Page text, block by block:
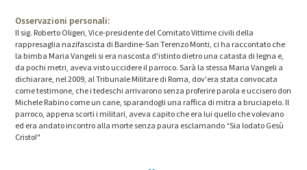
Osservazioni personali:
Il sig. Roberto Oligeri, Vice-presidente del Comitato Vittime civili della
rappresaglia nazifascista di Bardine-San Terenzo Monti, ci ha raccontato che
la bimba Maria Vangeli si era nascosta d'istinto dietro una catasta di legna e,
da pochi metri, aveva visto uccidere il parroco. Sarà la stessa Maria Vangeli a
dichiarare, nel 2009, al Tribunale Militare di Roma, dov'era stata convocata
come testimone, che i tedeschi arrivarono senza proferire parola e uccisero don
Michele Rabino come un cane, sparandogli una raffica di mitra a bruciapelo. Il
parroco, appena scorti i militari, aveva capito che era lui quello che volevano
ed era andato incontro alla morte senza paura esclamando “Sia lodato Gesù
Cristo!"